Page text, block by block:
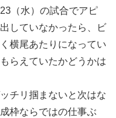
（水）の試合でアピ
していなかったら、ビ
横尾あたりになってい
らえていたかどうかは
チリ掴まないと次はな
枠ならではの仕事ぶ